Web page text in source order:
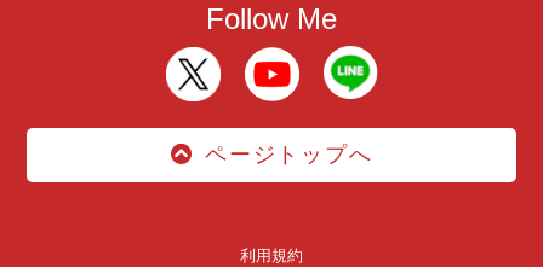
Follow Me
ページトップへ
利用規約